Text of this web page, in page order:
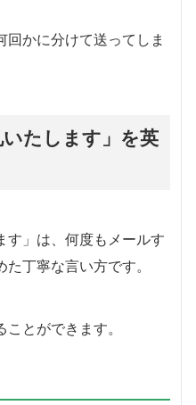
回かに分けて送ってしま
いたします」を英
す」は、何度もメールす
丁寧な言い方です。
とができます。